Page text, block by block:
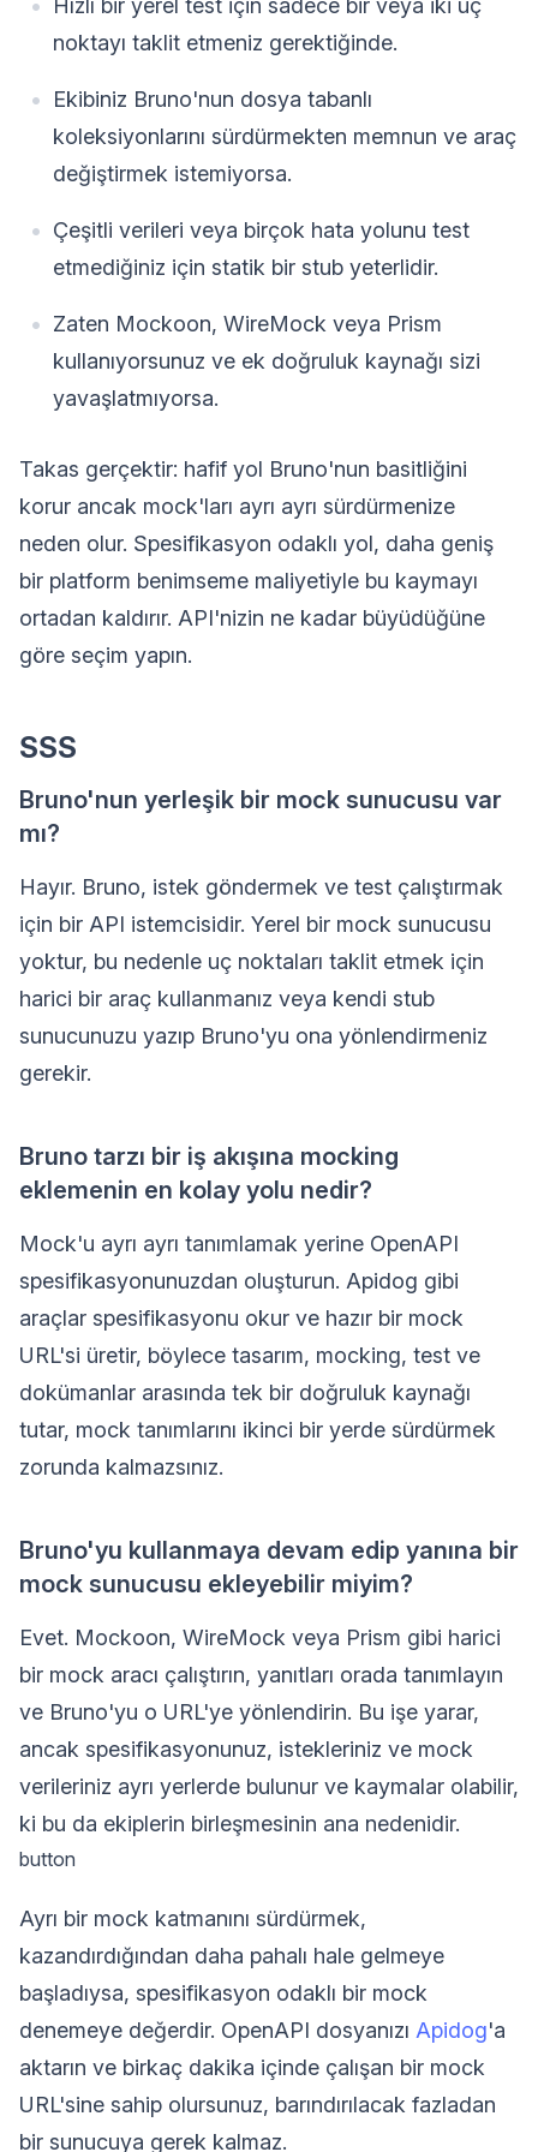
Hızlı bir yerel test için sadece bir veya iki uç
noktayı taklit etmeniz gerektiğinde.
Ekibiniz Bruno'nun dosya tabanlı
koleksiyonlarını sürdürmekten memnun ve araç
değiştirmek istemiyorsa.
Çeşitli verileri veya birçok hata yolunu test
etmediğiniz için statik bir stub yeterlidir.
Zaten Mockoon, WireMock veya Prism
kullanıyorsunuz ve ek doğruluk kaynağı sizi
yavaşlatmıyorsa.
Takas gerçektir: hafif yol Bruno'nun basitliğini
korur ancak mock'ları ayrı ayrı sürdürmenize
neden olur. Spesifikasyon odaklı yol, daha geniş
bir platform benimseme maliyetiyle bu kaymayı
ortadan kaldırır. API'nizin ne kadar büyüdüğüne
göre seçim yapın.
SSS
Bruno'nun yerleşik bir mock sunucusu var
mı?
Hayır. Bruno, istek göndermek ve test çalıştırmak
için bir API istemcisidir. Yerel bir mock sunucusu
yoktur, bu nedenle uç noktaları taklit etmek için
harici bir araç kullanmanız veya kendi stub
sunucunuzu yazıp Bruno'yu ona yönlendirmeniz
gerekir.
Bruno tarzı bir iş akışına mocking
eklemenin en kolay yolu nedir?
Mock'u ayrı ayrı tanımlamak yerine OpenAPI
spesifikasyonunuzdan oluşturun. Apidog gibi
araçlar spesifikasyonu okur ve hazır bir mock
URL'si üretir, böylece tasarım, mocking, test ve
dokümanlar arasında tek bir doğruluk kaynağı
tutar, mock tanımlarını ikinci bir yerde sürdürmek
zorunda kalmazsınız.
Bruno'yu kullanmaya devam edip yanına bir
mock sunucusu ekleyebilir miyim?
Evet. Mockoon, WireMock veya Prism gibi harici
bir mock aracı çalıştırın, yanıtları orada tanımlayın
ve Bruno'yu o URL'ye yönlendirin. Bu işe yarar,
ancak spesifikasyonunuz, istekleriniz ve mock
verileriniz ayrı yerlerde bulunur ve kaymalar olabilir,
ki bu da ekiplerin birleşmesinin ana nedenidir.
button
Ayrı bir mock katmanını sürdürmek,
kazandırdığından daha pahalı hale gelmeye
başladıysa, spesifikasyon odaklı bir mock
denemeye değerdir. OpenAPI dosyanızı Apidog'a
aktarın ve birkaç dakika içinde çalışan bir mock
URL'sine sahip olursunuz, barındırılacak fazladan
bir sunucuya gerek kalmaz.